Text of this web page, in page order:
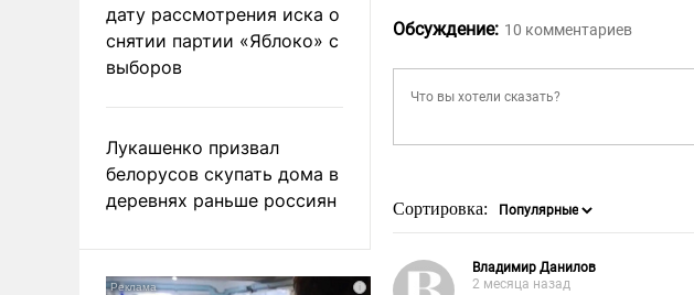
дату рассмотрения иска о
снятии партии «Яблоко» с
выборов
Лукашенко призвал
белорусов скупать дома в
деревнях раньше россиян
Обсуждение: 10 комментариев
Сортировка:
Владимир Данилов
2 месяца назад